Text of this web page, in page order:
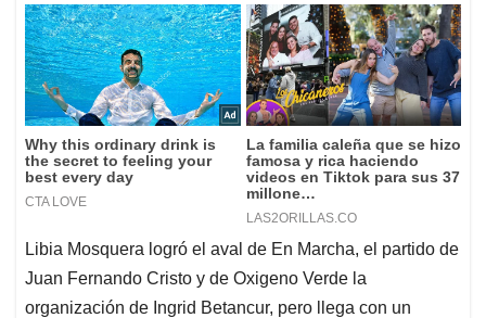
Libia Mosquera logró el aval de En Marcha, el partido de
Juan Fernando Cristo y de Oxigeno Verde la
organización de Ingrid Betancur, pero llega con un